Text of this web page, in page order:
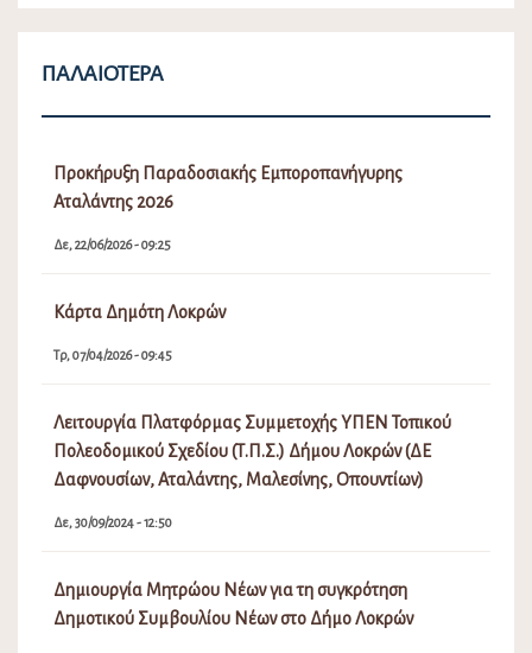
ΠΑΛΑΙΌΤΕΡΑ
Προκήρυξη Παραδοσιακής Εμποροπανήγυρης
Αταλάντης 2026
Δε, 22/06/2026 - 09:25
Κάρτα Δημότη Λοκρών
Τρ, 07/04/2026 - 09:45
Λειτουργία Πλατφόρμας Συμμετοχής ΥΠΕΝ Τοπικού
Πολεοδομικού Σχεδίου (Τ.Π.Σ.) Δήμου Λοκρών (ΔΕ
Δαφνουσίων, Αταλάντης, Μαλεσίνης, Οπουντίων)
Δε, 30/09/2024 - 12:50
Δημιουργία Μητρώου Νέων για τη συγκρότηση
Δημοτικού Συμβουλίου Νέων στο Δήμο Λοκρών